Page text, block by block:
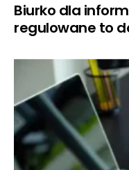
Biurko dla
regulowane to